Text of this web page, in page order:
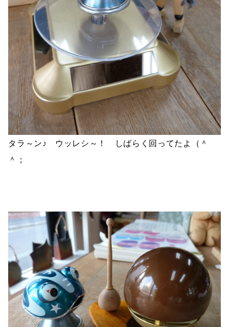
タラ～ン♪ ウッレシ～！ しばらく回ってたよ（＾
＾；